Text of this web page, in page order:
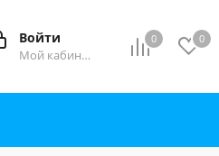
0 0
Войти
Мой кабинет